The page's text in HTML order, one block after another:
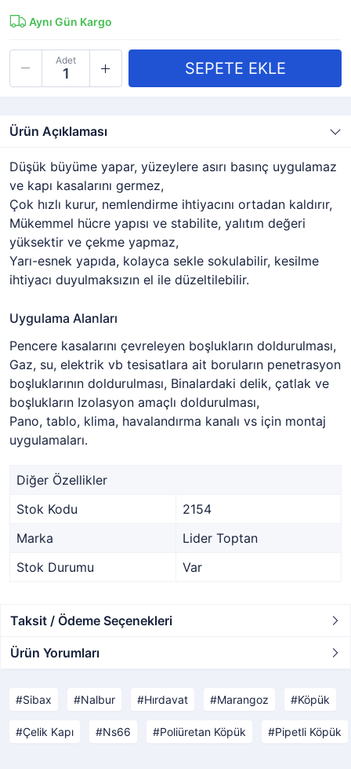
Aynı Gün Kargo
Adet
Ürün Açıklaması
Düşük büyüme yapar, yüzeylere asırı basınç uygulamaz
ve kapı kasalarını germez,
Çok hızlı kurur, nemlendirme ihtiyacını ortadan kaldırır,
Mükemmel hücre yapısı ve stabilite, yalıtım değeri
yüksektir ve çekme yapmaz,
Yarı-esnek yapıda, kolayca sekle sokulabilir, kesilme
ihtiyacı duyulmaksızın el ile düzeltilebilir.
Uygulama Alanları
Pencere kasalarını çevreleyen boşlukların doldurulması,
Gaz, su, elektrik vb tesisatlara ait boruların penetrasyon
boşluklarının doldurulması, Binalardaki delik, çatlak ve
boşlukların Izolasyon amaçlı doldurulması,
Pano, tablo, klima, havalandırma kanalı vs için montaj
uygulamaları.
Diğer Özellikler
Stok Kodu
2154
Marka
Lider Toptan
Stok Durumu
Var
Taksit / Ödeme Seçenekleri
Ürün Yorumları
Sibax Nalbur Hırdavat Marangoz Köpük
Çelik Kapı Ns66 Poliüretan Köpük Pipetli Köpük